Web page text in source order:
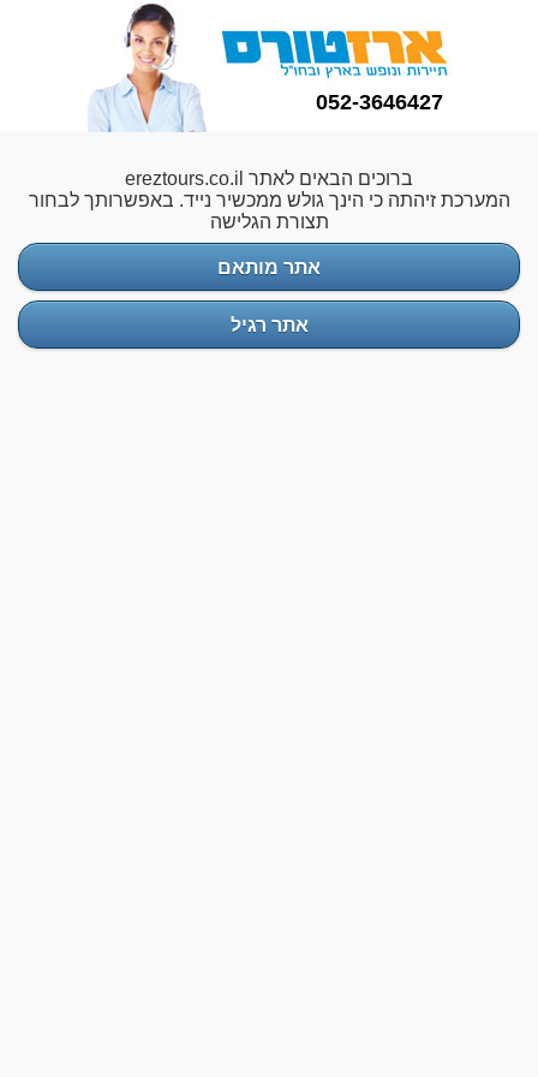
052-3646427
ברוכים הבאים לאתר ereztours.co.il
המערכת זיהתה כי הינך גולש ממכשיר נייד. באפשרותך לבחור
תצורת הגלישה
אתר מותאם
אתר רגיל